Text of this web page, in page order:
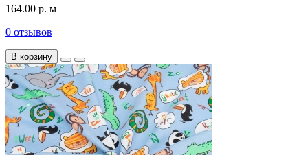
164.00 р. м
0 отзывов
В корзину